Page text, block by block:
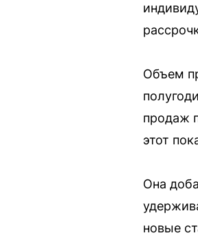
Объем
продаж
этот
Она
новые